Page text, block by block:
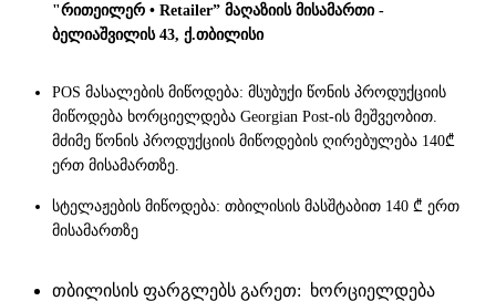
"რითეილერ • Retailer” მაღაზიის მისამართი -
ბელიაშვილის 43, ქ.თბილისი
POS მასალების მიწოდება: მსუბუქი წონის პროდუქციის
მიწოდება ხორციელდება Georgian Post-ის მეშვეობით.
მძიმე წონის პროდუქციის მიწოდების ღირებულება 140₾
ერთ მისამართზე.
სტელაჟების მიწოდება: თბილისის მასშტაბით 140 ₾ ერთ
მისამართზე
თბილისის ფარგლებს გარეთ: ხორციელდება